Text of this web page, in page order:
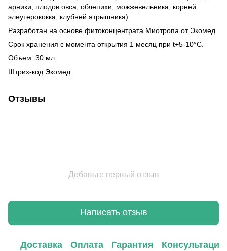
арники, плодов овса, облепихи, можжевельника, корней
элеутерококка, клубней ятрышника).
Разработан на основе фитоконцентрата Миотропа от Экомед.
Срок хранения с момента открытия 1 месяц при t+5-10°C.
Объем: 30 мл.
Штрих-код Экомед
Отзывы
Добавьте первый отзыв
Написать отзыв
Доставка Оплата Гарантия Консультация